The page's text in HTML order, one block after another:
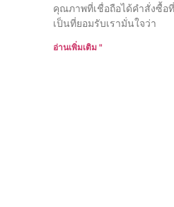
คุณภาพที่เชื่อถือได้คําสั่งซื้อ
เป็นที่ยอมรับเรามั่นใจว่า
อ่านเพิ่มเติม "